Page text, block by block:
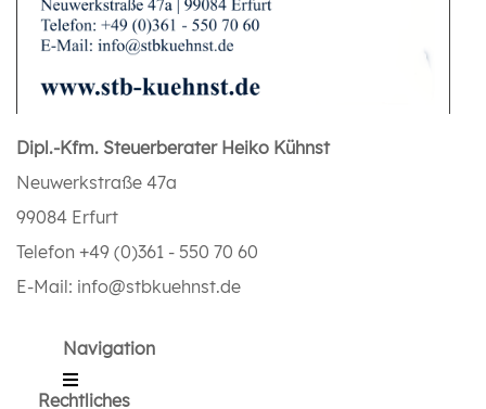
Dipl.-Kfm. Steuerberater Heiko Kühnst
Neuwerkstraße 47a
99084 Erfurt
Telefon +49 (0)361 - 550 70 60
E-Mail: info@stbkuehnst.de
Navigation
Rechtliches